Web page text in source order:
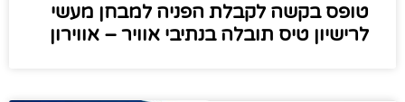
טופס בקשה לקבלת הפניה למבחן מעשי
לרישיון טיס תובלה בנתיבי אוויר – אווירון